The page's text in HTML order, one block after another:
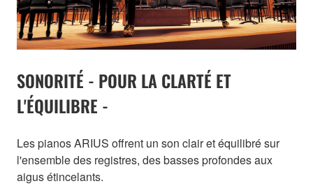
SONORITÉ - POUR LA CLARTÉ ET
L'ÉQUILIBRE -
Les pianos ARIUS offrent un son clair et équilibré sur
l'ensemble des registres, des basses profondes aux
aigus étincelants.